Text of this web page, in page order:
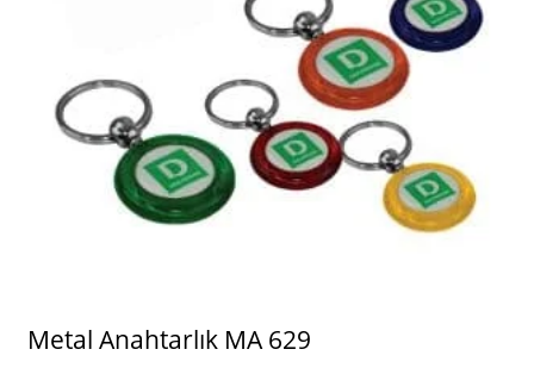
Metal Anahtarlık MA 629